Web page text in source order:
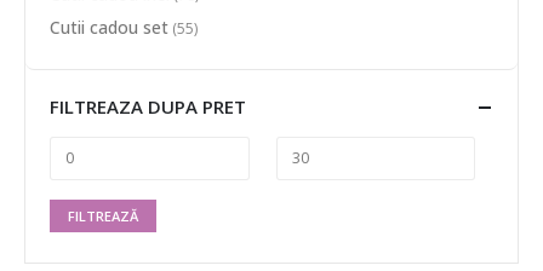
Cutii cadou set (55)
FILTREAZA DUPA PRET
FILTREAZĂ